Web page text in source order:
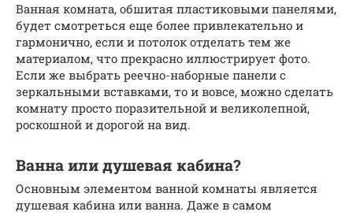
Ванная комната, обшитая пластиковыми панелями,
будет смотреться еще более привлекательно и
гармонично, если и потолок отделать тем же
материалом, что прекрасно иллюстрирует фото.
Если же выбрать реечно-наборные панели с
зеркальными вставками, то и вовсе, можно сделать
комнату просто поразительной и великолепной,
роскошной и дорогой на вид.
Ванна или душевая кабина?
Основным элементом ванной комнаты является
душевая кабина или ванна. Даже в самом